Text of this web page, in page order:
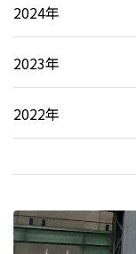
2024年
2023年
2022年